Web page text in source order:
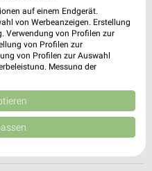
1 Prospekt
Uhr |
auf einem Endgerät.
von Werbeanzeigen. Erstellung
Verwendung von Profilen zur
von Profilen zur
von Profilen zur Auswahl
Messung der
Quellen. Entwicklung und
reduzierter Daten zur Auswahl
Union weitergegeben und in die